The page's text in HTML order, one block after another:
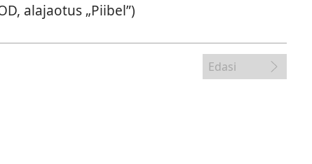
alajaotus „Piibel”)
Edasi